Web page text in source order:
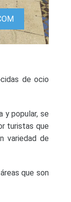
de ocio
y popular, se
turistas que
variedad de
que son